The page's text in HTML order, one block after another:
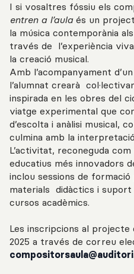
I si vosaltres fóssiu els
entren a l’aula és un
la música contemporània
través de l’experiència
la creació musical.
Amb l’acompanyament
l’alumnat crearà
inspirada en les obres del
viatge experimental que
d’escolta i anàlisi musical,
culmina amb la
L’activitat, reconeguda
educatius més innovadors
inclou sessions de
materials didàctics i suport
cursos acadèmics.
Les inscripcions al
2025 a través de correu